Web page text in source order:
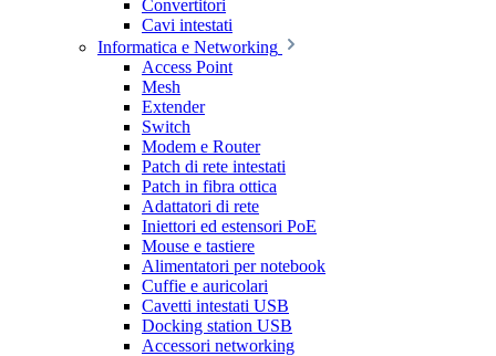
Convertitori
Cavi intestati
Informatica e Networking
Access Point
Mesh
Extender
Switch
Modem e Router
Patch di rete intestati
Patch in fibra ottica
Adattatori di rete
Iniettori ed estensori PoE
Mouse e tastiere
Alimentatori per notebook
Cuffie e auricolari
Cavetti intestati USB
Docking station USB
Accessori networking